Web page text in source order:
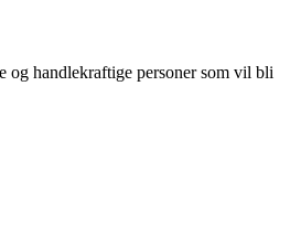
og handlekraftige personer som vil bli